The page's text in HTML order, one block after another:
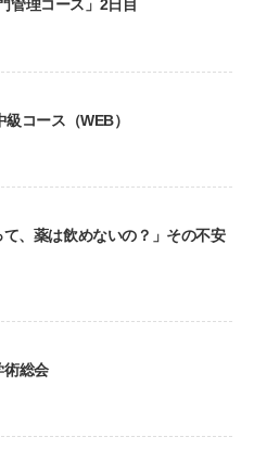
管理コース」2日目
コース（WEB）
、薬は飲めないの？」その不安
術総会